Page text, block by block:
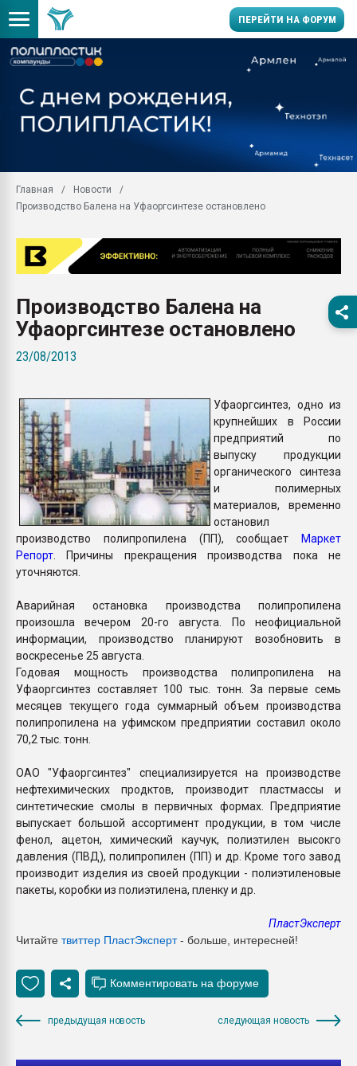
ПЕРЕЙТИ НА ФОРУМ
заводу пластмасс"
Подмосковье, Москва
28.07.2026
пластмасс
28.07.2026
ПЕРЕЙТИ НА
Главная
Новости
Производство Балена на Уфаоргсинтезе остановлено
Производство Балена на
Уфаоргсинтезе остановлено
23/08/2013
Уфаоргсинтез, одно из
крупнейших в России
предприятий по
выпуску продукции
органического синтеза
и полимерных
материалов, временно
остановил
производство полипропилена (ПП), сообщает Маркет
Репорт . Причины прекращения производства пока не
уточняются.
Аварийная остановка производства полипропилена
произошла вечером 20-го августа. По неофициальной
информации, производство планируют возобновить в
воскресенье 25 августа.
Годовая мощность производства полипропилена на
Уфаоргсинтез составляет 100 тыс. тонн. За первые семь
месяцев текущего года суммарный объем производства
полипропилена на уфимском предприятии составил около
70,2 тыс. тонн.
ОАО "Уфаоргсинтез" специализируется на производстве
нефтехимических продктов, производит пластмассы и
синтетические смолы в первичных формах. Предприятие
выпускает большой ассортимент продукции, в том числе
фенол, ацетон, химический каучук, полиэтилен высокго
давления (ПВД), полипропилен (ПП) и др. Кроме того завод
производит изделия из своей продукции - полиэтиленовые
пакеты, коробки из полиэтилена, пленку и др.
ПластЭксперт
Читайте твиттер ПластЭксперт- больше, интересней!
предыдущая новость следующая новость